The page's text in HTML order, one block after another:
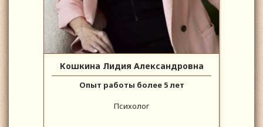
Кошкина Лидия Александровна
Опыт работы более 5 лет
Психолог